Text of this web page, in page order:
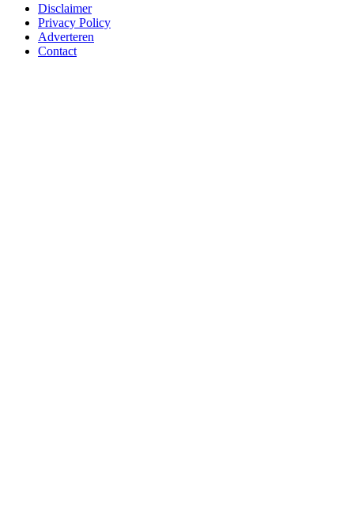
Disclaimer
Privacy Policy
Adverteren
Contact